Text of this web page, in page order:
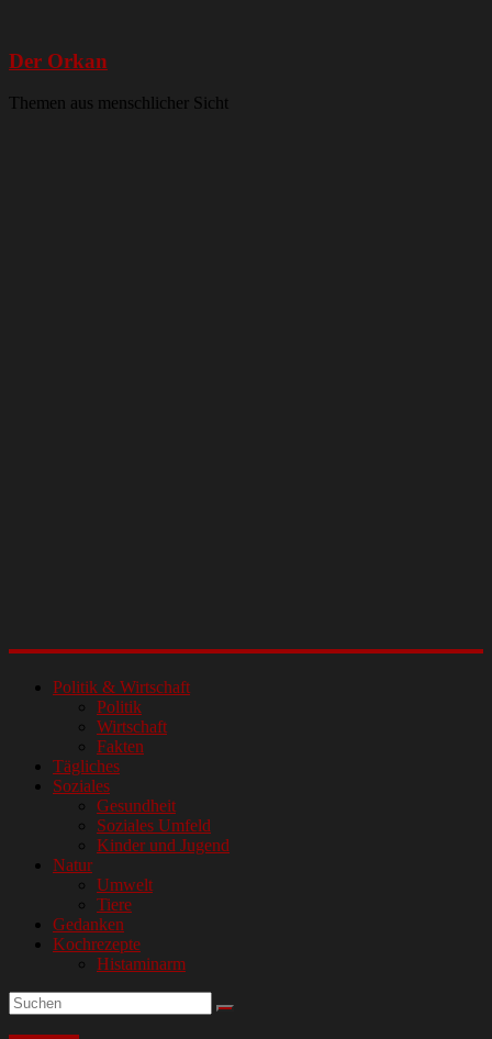
Der Orkan
Themen aus menschlicher Sicht
Politik & Wirtschaft
Politik
Wirtschaft
Fakten
Tägliches
Soziales
Gesundheit
Soziales Umfeld
Kinder und Jugend
Natur
Umwelt
Tiere
Gedanken
Kochrezepte
Histaminarm